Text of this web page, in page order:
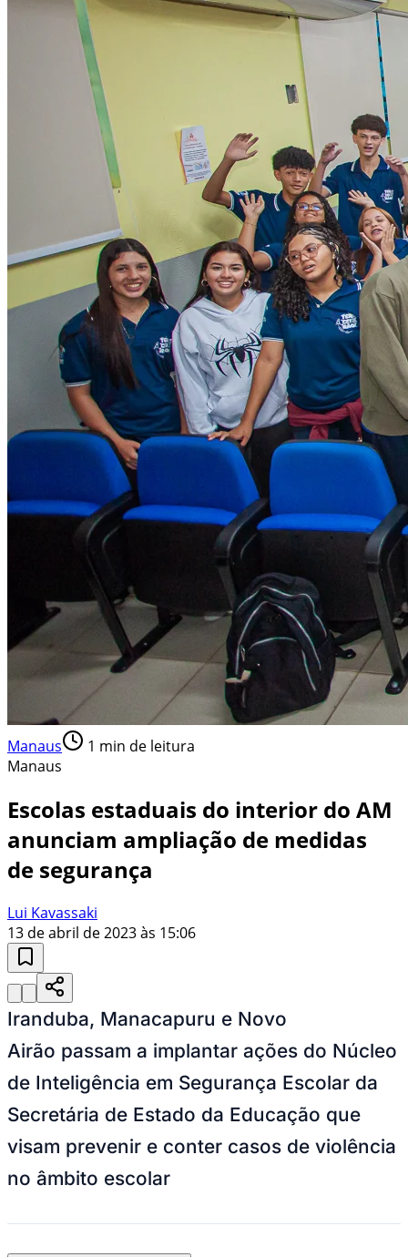
Manaus 1 min de leitura
Manaus
Escolas estaduais do interior do AM
anunciam ampliação de medidas
de segurança
Lui Kavassaki
13 de abril de 2023 às 15:06
Iranduba, Manacapuru e Novo
Airão passam a implantar ações do Núcleo
de Inteligência em Segurança Escolar da
Secretária de Estado da Educação que
visam prevenir e conter casos de violência
no âmbito escolar